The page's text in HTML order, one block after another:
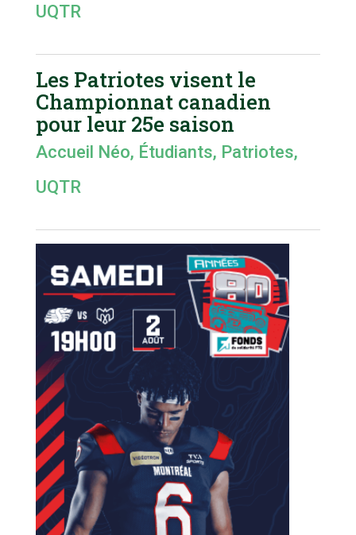
UQTR
Les Patriotes visent le
Championnat canadien
pour leur 25e saison
Accueil Néo, Étudiants, Patriotes,
UQTR